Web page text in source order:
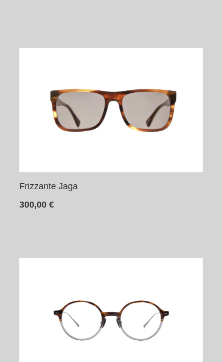
Frizzante Jaga
300,00 €